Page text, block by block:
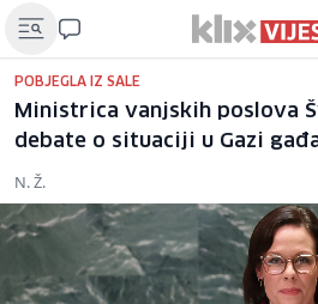
POBJEGLA IZ SALE
Ministrica vanjskih poslova
debate o situaciji u Gazi
N. Ž.